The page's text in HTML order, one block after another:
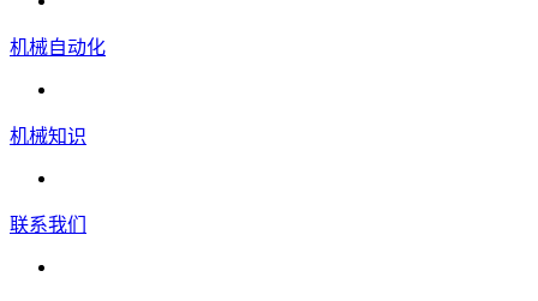
机械自动化
机械知识
联系我们